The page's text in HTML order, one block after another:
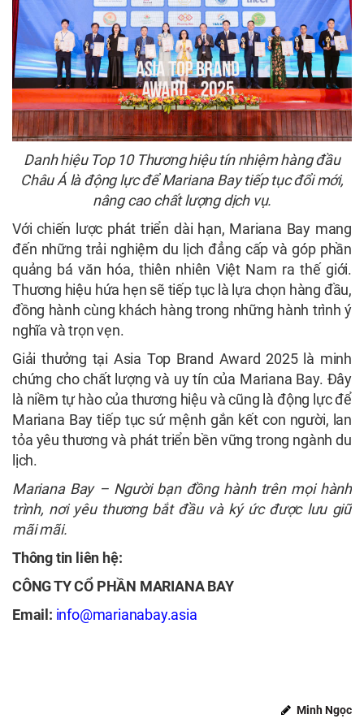
Danh hiệu Top 10 Thương hiệu tín nhiệm hàng đầu
Châu Á là động lực để Mariana Bay tiếp tục đổi mới,
nâng cao chất lượng dịch vụ.
Với chiến lược phát triển dài hạn, Mariana Bay mang
đến những trải nghiệm du lịch đẳng cấp và góp phần
quảng bá văn hóa, thiên nhiên Việt Nam ra thế giới.
Thương hiệu hứa hẹn sẽ tiếp tục là lựa chọn hàng đầu,
đồng hành cùng khách hàng trong những hành trình ý
nghĩa và trọn vẹn.
Giải thưởng tại Asia Top Brand Award 2025 là minh
chứng cho chất lượng và uy tín của Mariana Bay. Đây
là niềm tự hào của thương hiệu và cũng là động lực để
Mariana Bay tiếp tục sứ mệnh gắn kết con người, lan
tỏa yêu thương và phát triển bền vững trong ngành du
lịch.
Mariana Bay – Người bạn đồng hành trên mọi hành
trình, nơi yêu thương bắt đầu và ký ức được lưu giữ
mãi mãi.
Thông tin liên hệ:
CÔNG TY CỔ PHẦN MARIANA BAY
Email: info@marianabay.asia
Minh Ngọc